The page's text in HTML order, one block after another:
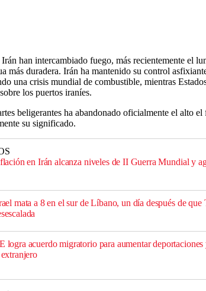
han intercambiado fuego, más recientemente el
más duradera. Irán ha mantenido su control
una crisis mundial de combustible, mientras
los puertos iraníes.
beligerantes ha abandonado oficialmente el alto
su significado.
en Irán alcanza niveles de II Guerra Mundial y
mata a 8 en el sur de Líbano, un día después de que
logra acuerdo migratorio para aumentar deportaciones